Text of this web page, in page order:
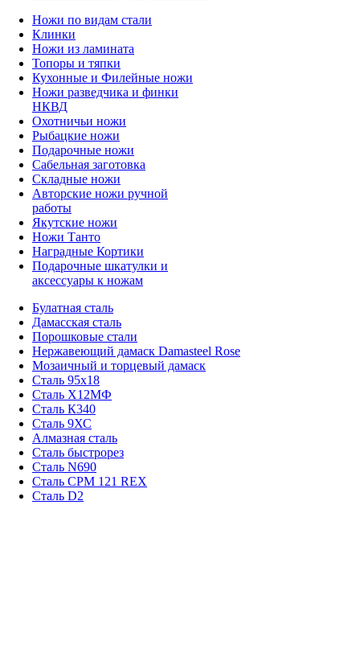
Ножи по видам стали
Клинки
Ножи из ламината
Топоры и тяпки
Кухонные и Филейные ножи
Ножи разведчика и финки
НКВД
Охотничьи ножи
Рыбацкие ножи
Подарочные ножи
Сабельная заготовка
Складные ножи
Авторские ножи ручной
работы
Якутские ножи
Ножи Танто
Наградные Кортики
Подарочные шкатулки и
аксессуары к ножам
Булатная сталь
Дамасская сталь
Порошковые стали
Нержавеющий дамаск Damasteel Rose
Мозаичный и торцевый дамаск
Сталь 95х18
Сталь Х12МФ
Сталь К340
Сталь 9ХС
Алмазная сталь
Сталь быстрорез
Сталь N690
Сталь CPM 121 REX
Сталь D2